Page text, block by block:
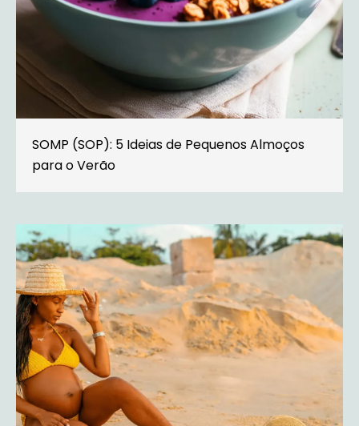
SOMP (SOP): 5 Ideias de Pequenos Almoços
para o Verão